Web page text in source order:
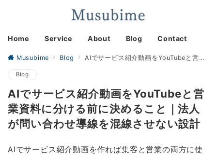
Home Service About Blog Contact
Musubime Blog AIでサービス紹介動画をYouTubeと営業資料に分ける前に決めること｜法人が問い合わせ導線を混線させない設計
Blog
AIでサービス紹介動画をYouTubeと営
業資料に分ける前に決めること｜法人
が問い合わせ導線を混線させない設計
AIでサービス紹介動画を作れば集客と営業の両方に使